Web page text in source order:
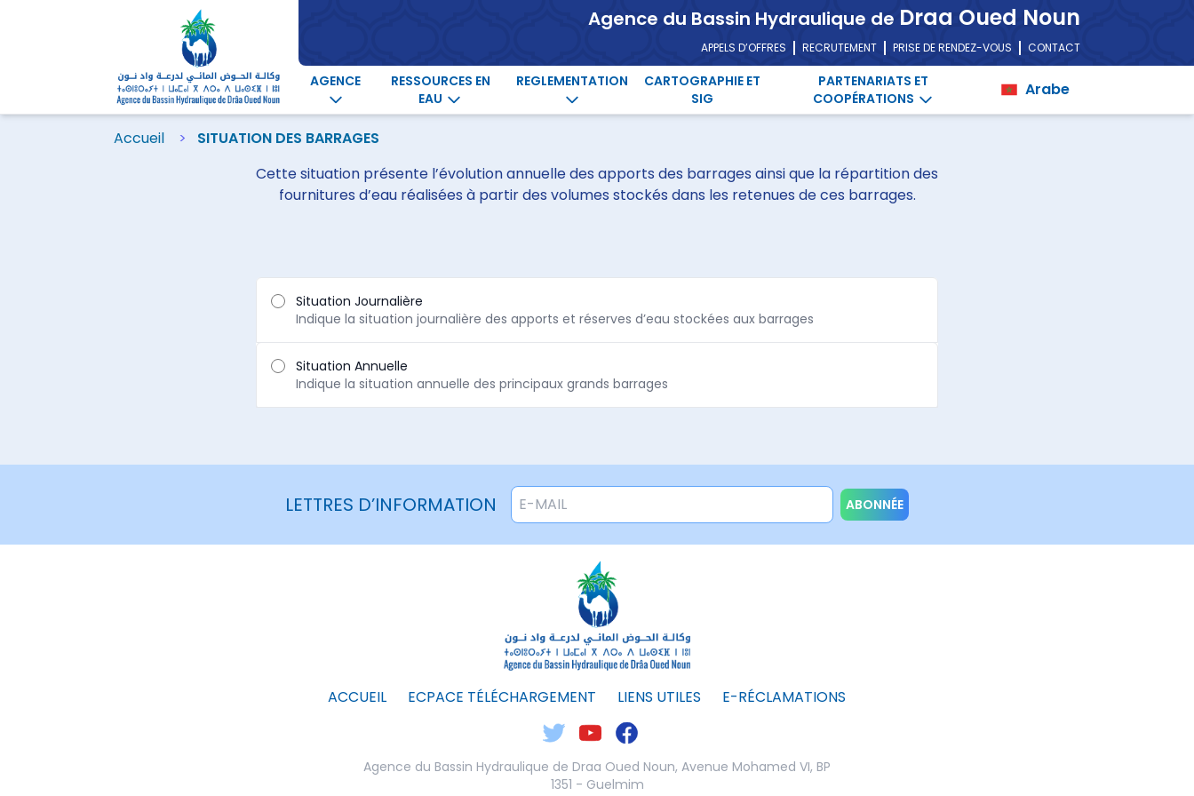
Agence du Bassin Hydraulique de Draa Oued Noun
APPELS D’OFFRES RECRUTEMENT PRISE DE RENDEZ-VOUS CONTACT
AGENCE
RESSOURCES EN
EAU
REGLEMENTATION
CARTOGRAPHIE ET
SIG
PARTENARIATS ET
COOPÉRATIONS
Arabe
Accueil
SITUATION DES BARRAGES
Cette situation présente l’évolution annuelle des apports des barrages ainsi que la répartition des
fournitures d’eau réalisées à partir des volumes stockés dans les retenues de ces barrages.
Situation Journalière
Indique la situation journalière des apports et réserves d’eau stockées aux barrages
Situation Annuelle
Indique la situation annuelle des principaux grands barrages
LETTRES D’INFORMATION ABONNÉE
ACCUEIL ECPACE TÉLÉCHARGEMENT LIENS UTILES E-RÉCLAMATIONS
Agence du Bassin Hydraulique de Draa Oued Noun, Avenue Mohamed VI, BP
1351 - Guelmim